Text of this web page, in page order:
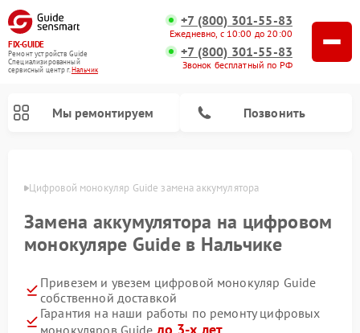
FIX-GUIDE
Ремонт устройств Guide
Специализированный
cервисный центр г.Нальчик
+7 (800) 301-55-83
Ежедневно, с 10:00 до 20:00
+7 (800) 301-55-83
Звонок бесплатный по РФ
Мы ремонтируем Позвонить
Цифровой монокуляр Guide замена аккумулятора
Замена аккумулятора на цифровом
монокуляре Guide в Нальчике
Привезем и увезем цифровой монокуляр Guide
собственной доставкой
Гарантия на наши работы по ремонту цифровых
монокуляров Guide